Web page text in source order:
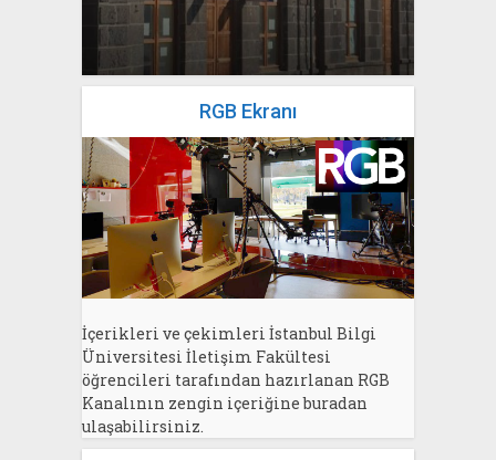
yazan
Bahri Ak
RGB Ekranı
İçerikleri ve çekimleri İstanbul Bilgi
Üniversitesi İletişim Fakültesi
öğrencileri tarafından hazırlanan RGB
Kanalının zengin içeriğine buradan
ulaşabilirsiniz.